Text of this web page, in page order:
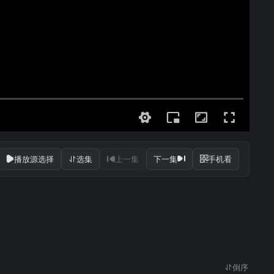
播放源选择 选集 上一集 下一集 手机看
倒序